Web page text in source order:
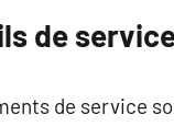
de
de service